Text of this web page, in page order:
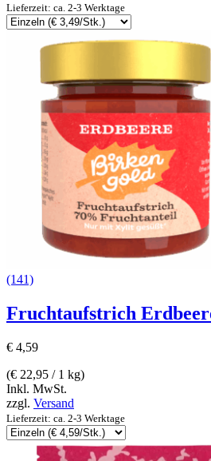
Lieferzeit: ca. 2-3 Werktage
(141)
Fruchtaufstrich
€ 4,59
(€ 22,95 / 1 kg)
Inkl. MwSt.
zzgl. Versand
Lieferzeit: ca. 2-3 Werktage